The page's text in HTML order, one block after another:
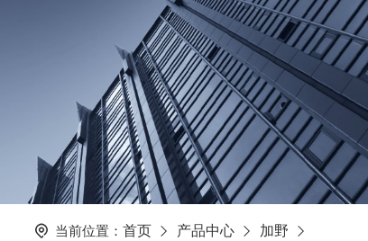
当前位置： 首页 产品中心 加野